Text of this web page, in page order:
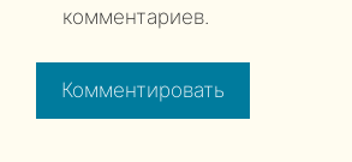
комментариев.